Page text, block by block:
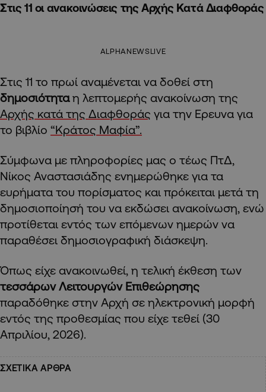
Στις 11 οι ανακοινώσεις της Αρχής Κατά Διαφθοράς
ALPHANEWSLIVE
Στις 11 το πρωί αναμένεται να δοθεί στη
δημοσιότηταη λεπτομερής ανακοίνωση της
Αρχής κατά της Διαφθοράς για την Ερευνα για
το βιβλίο “Κράτος Μαφία”.
Σύμφωνα με πληροφορίες μας ο τέως ΠτΔ,
Νίκος Αναστασιάδης ενημερώθηκε για τα
ευρήματα του πορίσματος και πρόκειται μετά τη
δημοσιοποίησή του να εκδώσει ανακοίνωση, ενώ
προτίθεται εντός των επόμενων ημερών να
παραθέσει δημοσιογραφική διάσκεψη.
Όπως είχε ανακοινωθεί, η τελική έκθεση των
τεσσάρων Λειτουργών Επιθεώρησης
παραδόθηκε στην Αρχή σε ηλεκτρονική μορφή
εντός της προθεσμίας που είχε τεθεί (30
Απριλίου, 2026).
ΣΧΕΤΙΚΑ ΑΡΘΡΑ